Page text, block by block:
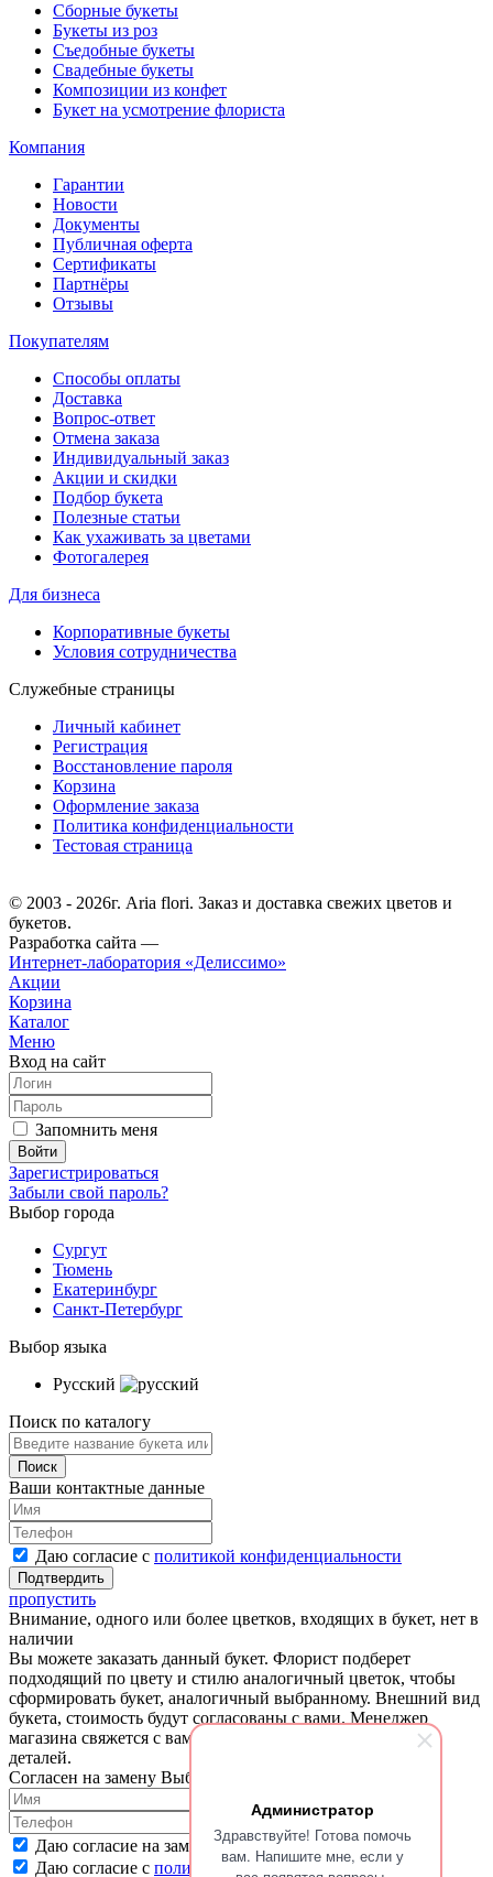
Администратор
Здравствуйте! Готова помочь
вам. Напишите мне, если у
Сборные букеты
Букеты из роз
Съедобные букеты
Свадебные букеты
Композиции из конфет
Букет на усмотрение флориста
Компания
Гарантии
Новости
Документы
Публичная оферта
Сертификаты
Партнёры
Отзывы
Покупателям
Способы оплаты
Доставка
Вопрос-ответ
Отмена заказа
Индивидуальный заказ
Акции и скидки
Подбор букета
Полезные статьи
Как ухаживать за цветами
Фотогалерея
Для бизнеса
Корпоративные букеты
Условия сотрудничества
Служебные страницы
Личный кабинет
Регистрация
Восстановление пароля
Корзина
Оформление заказа
Политика конфиденциальности
Тестовая страница
© 2003 - 2026г. Aria flori. Заказ и доставка свежих цветов и
букетов.
Разработка сайта —
Интернет-лаборатория «Делиссимо»
Акции
Корзина
Каталог
Меню
Вход на сайт
Запомнить меня
Зарегистрироваться
Забыли свой пароль?
Выбор города
Сургут
Тюмень
Екатеринбург
Санкт-Петербург
Выбор языка
Русский
Поиск по каталогу
Ваши контактные данные
Даю согласие с политикой конфиденциальности
пропустить
Внимание, одного или более цветков, входящих в букет, нет в
наличии
Вы можете заказать данный букет. Флорист подберет
подходящий по цвету и стилю аналогичный цветок, чтобы
сформировать букет, аналогичный выбранному. Внешний вид
букета, стоимость будут согласованы с вами. Менеджер
магазина свяжется с вами для согласования и уточнения
деталей.
Согласен на замену Выбрать другой букет
Даю согласие на замену отсутствующих цветов
Даю согласие с политикой конфиденциальности